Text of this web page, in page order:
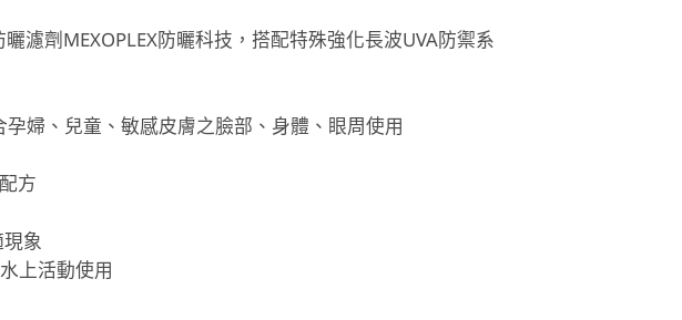
濾劑MEXOPLEX防曬科技，搭配特殊強化長波UVA防禦系
婦、兒童、敏感皮膚之臉部、身體、眼周使用
方
象
上活動使用